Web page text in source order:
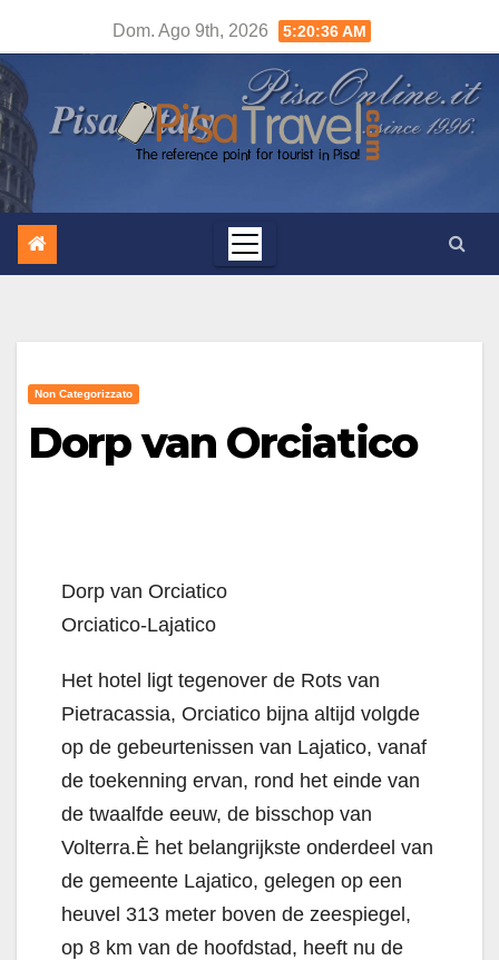
contenuto
Dom. Ago 9th, 2026 5:20:37 AM
Non Categorizzato
Dorp van Orciatico
Dorp van Orciatico
Orciatico-Lajatico
Het hotel ligt tegenover de Rots van
Pietracassia, Orciatico bijna altijd volgde
op de gebeurtenissen van Lajatico, vanaf
de toekenning ervan, rond het einde van
de twaalfde eeuw, de bisschop van
Volterra.È het belangrijkste onderdeel van
de gemeente Lajatico, gelegen op een
heuvel 313 meter boven de zeespiegel,
op 8 km van de hoofdstad, heeft nu de